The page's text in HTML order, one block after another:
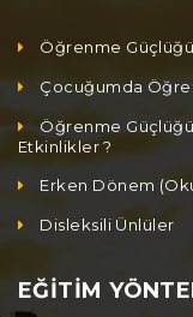
Öğrenme
Çocuğumda
Öğrenme
Etkinlikler ?
Erken Dönem
Disleksili Ünlüler
EĞİTİM